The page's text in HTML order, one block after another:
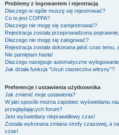
Problemy z logowaniem i rejestracją
Dlaczego w ogóle muszę się rejestrować?
Co to jest COPPA?
Dlaczego nie mogę się zarejestrować?
Rejestracja została przeprowadzona
Dlaczego nie mogę się zalogować?
Rejestracja została dokonana jakiś czas temu,
Nie pamiętam hasła!
Dlaczego następuje automatyczne
Jak działa funkcja “Usuń ciasteczka witryny”?
Preferencje i ustawienia użytkownika
Jak zmienić moje ustawienia?
W jaki sposób można zapobiec wyświetlaniu
przeglądających forum?
Jest wyświetlany nieprawidłowy czas!
Została wykonana zmiana strefy czasowej, a
czas!